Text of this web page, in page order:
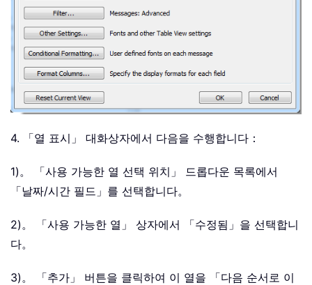
4. 「열 표시」 대화상자에서 다음을 수행합니다：
1)。 「사용 가능한 열 선택 위치」 드롭다운 목록에서
「날짜/시간 필드」를 선택합니다。
2)。 「사용 가능한 열」 상자에서 「수정됨」을 선택합니
다。
3)。 「추가」 버튼을 클릭하여 이 열을 「다음 순서로 이